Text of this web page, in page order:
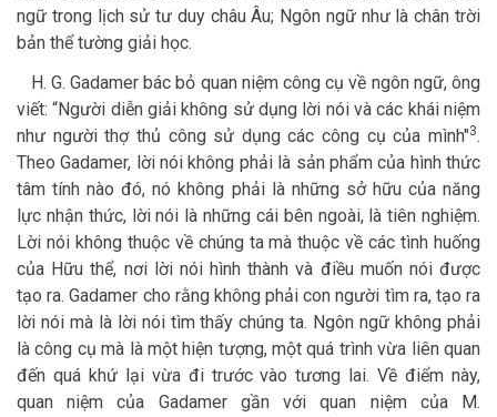
ngữ trong lịch sử tư duy châu Âu; Ngôn ngữ như là chân trời
bản thể tường giải học.
H. G. Gadamer bác bỏ quan niệm công cụ về ngôn ngữ, ông
viết: “Người diễn giải không sử dụng lời nói và các khái niệm
như người thợ thủ công sử dụng các công cụ của mình"3.
Theo Gadamer, lời nói không phải là sản phẩm của hình thức
tâm tính nào đó, nó không phải là những sở hữu của năng
lực nhận thức, lời nói là những cái bên ngoài, là tiên nghiệm.
Lời nói không thuộc về chúng ta mà thuộc về các tình huống
của Hữu thể, nơi lời nói hình thành và điều muốn nói được
tạo ra. Gadamer cho rằng không phải con người tìm ra, tạo ra
lời nói mà là lời nói tìm thấy chúng ta. Ngôn ngữ không phải
là công cụ mà là một hiện tượng, một quá trình vừa liên quan
đến quá khứ lại vừa đi trước vào tương lai. Về điểm này,
quan niệm của Gadamer gần với quan niệm của M.